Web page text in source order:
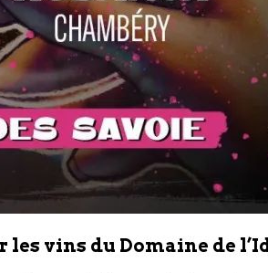
vins du Domaine de